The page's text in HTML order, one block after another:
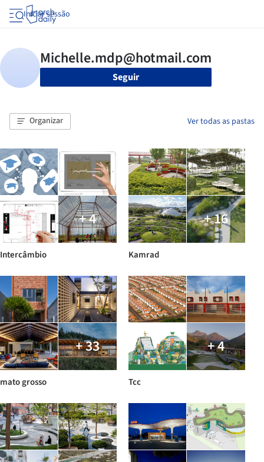
Iniciar sessão
Seguir
Organizar Ver todas as pastas
+ 4
Intercâmbio
+ 16
Kamrad
+ 33
mato grosso
+ 4
Tcc